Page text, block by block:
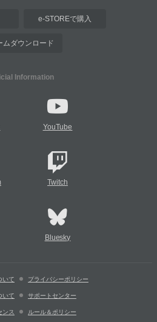
e-STOREで購入
ムダウンロード
Information
YouTube
Twitch
Bluesky
いて プライバシーポリシー
いて サポートセンター
ンス ルール＆ポリシー